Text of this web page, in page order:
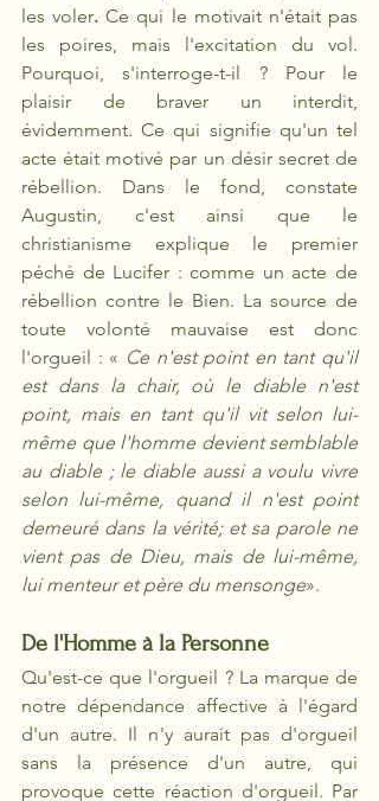
les voler. Ce qui le motivait n'était pas
les poires, mais l'excitation du vol.
Pourquoi, s'interroge-t-il ? Pour le
plaisir de braver un interdit,
évidemment. Ce qui signifie qu'un tel
acte était motivé par un désir secret de
rébellion. Dans le fond, constate
Augustin, c'est ainsi que le
christianisme explique le premier
péché de Lucifer : comme un acte de
rébellion contre le Bien. La source de
toute volonté mauvaise est donc
l'orgueil : « Ce n'est point en tant qu'il
est dans la chair, où le diable n'est
point, mais en tant qu'il vit selon lui-
même que l'homme devient semblable
au diable ; le diable aussi a voulu vivre
selon lui-même, quand il n'est point
demeuré dans la vérité; et sa parole ne
vient pas de Dieu, mais de lui-même,
lui menteur et père du mensonge».
De l'Homme à la Personne
Qu'est-ce que l'orgueil ? La marque de
notre dépendance affective à l'égard
d'un autre. Il n'y aurait pas d'orgueil
sans la présence d'un autre, qui
provoque cette réaction d'orgueil. Par